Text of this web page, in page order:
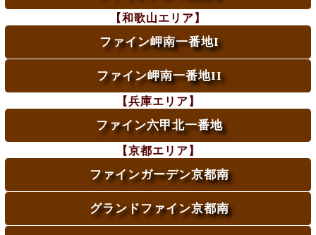
【和歌山エリア】
ファイン岬南一番地I
ファイン岬南一番地II
【兵庫エリア】
ファイン六甲北一番地
【京都エリア】
ファインガーデン京都南
グランドファイン京都南